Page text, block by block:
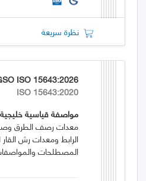
نظرة سريعة
ISO 15643:2026
ISO 15643:2020
مواصفة قياسية خليجية
معدات رصف الطرق
الرابط ومعدات رش القار
المصطلحات